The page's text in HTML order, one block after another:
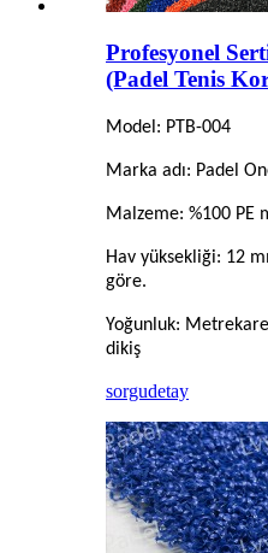
Profesyonel
(Padel Tenis
Model: PTB-004
Marka adı: Padel
Malzeme: %100 PE
Hav yüksekliği: 12
göre.
Yoğunluk:
dikiş
sorgudetay